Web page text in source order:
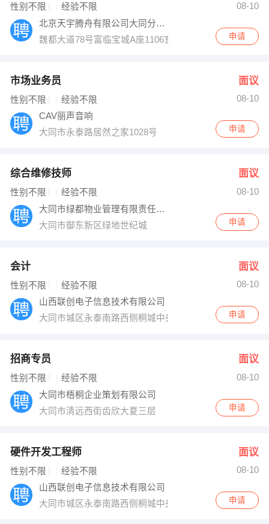
性别不限 经验不限
08-10
北京天宇腾舟有限公司大同分公司
魏都大道78号富临宝城A座1106室
申请
市场业务员 面议
性别不限 经验不限
08-10
CAV丽声音响
大同市永泰路居然之家1028号
申请
综合维修技师 面议
性别不限 经验不限
08-10
大同市绿都物业管理有限责任公司
大同市御东新区绿地世纪城
申请
会计 面议
性别不限 经验不限
08-10
山西联创电子信息技术有限公司
大同市城区永泰南路西侧桐城中央二期综合商务写字楼5
申请
招商专员 面议
性别不限 经验不限
08-10
大同市梧桐企业策划有限公司
大同市清远西街齿欣大夏三层
申请
硬件开发工程师 面议
性别不限 经验不限
08-10
山西联创电子信息技术有限公司
大同市城区永泰南路西侧桐城中央二期综合商务写字楼5
申请